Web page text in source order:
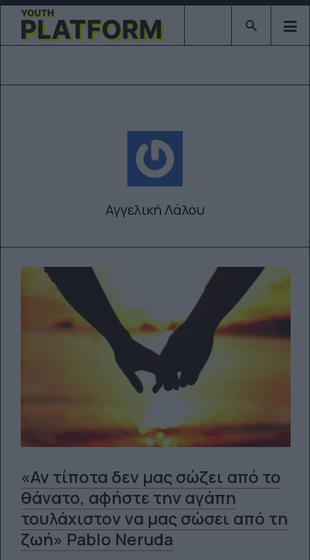
Type 2 or
Αγγελική Λάλου
«Αν τίποτα δεν μας σώζει από το
θάνατο, αφήστε την αγάπη
τουλάχιστον να μας σώσει από τη
ζωή» Pablo Neruda